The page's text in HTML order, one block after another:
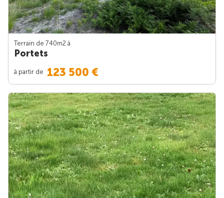
Terrain de 740m2 à
Portets
à partir de 123 500 €